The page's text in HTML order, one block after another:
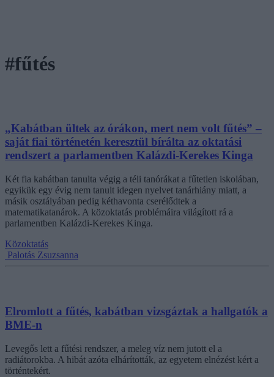
#fűtés
„Kabátban ültek az órákon, mert nem volt fűtés” –
saját fiai történetén keresztül bírálta az oktatási
rendszert a parlamentben Kalázdi-Kerekes Kinga
Két fia kabátban tanulta végig a téli tanórákat a fűtetlen iskolában,
egyikük egy évig nem tanult idegen nyelvet tanárhiány miatt, a
másik osztályában pedig kéthavonta cserélődtek a
matematikatanárok. A közoktatás problémáira világított rá a
parlamentben Kalázdi-Kerekes Kinga.
Közoktatás
Palotás Zsuzsanna
Elromlott a fűtés, kabátban vizsgáztak a hallgatók a
BME-n
Levegős lett a fűtési rendszer, a meleg víz nem jutott el a
radiátorokba. A hibát azóta elhárították, az egyetem elnézést kért a
történtekért.